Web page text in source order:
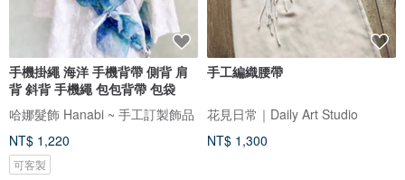
手機掛繩 海洋 手機背帶 側背 肩
背 斜背 手機繩 包包背帶 包袋
哈娜髮飾 Hanabi ~ 手工訂製飾品
NT$ 1,220
可客製
手工編織腰帶
花見日常｜Daily Art Studio
NT$ 1,300